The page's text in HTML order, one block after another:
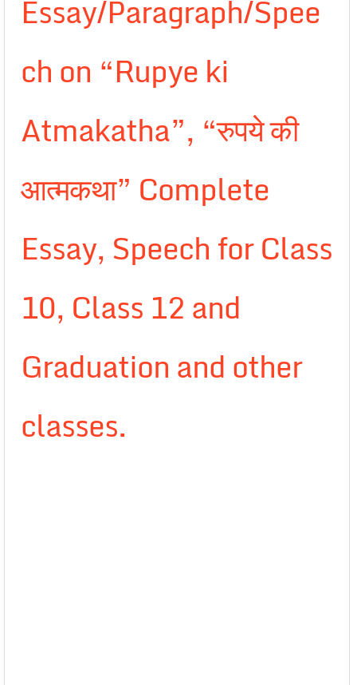
Essay/Paragraph/Spee
ch on “Rupye ki
Atmakatha”, “रुपये की
आत्मकथा” Complete
Essay, Speech for Class
10, Class 12 and
Graduation and other
classes.